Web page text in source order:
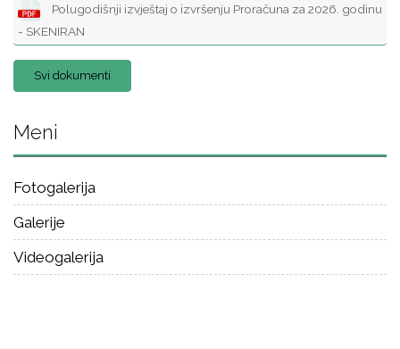
Polugodišnji izvještaj o izvršenju Proračuna za 2026. godinu
- SKENIRAN
Svi dokumenti
Meni
Fotogalerija
Galerije
Videogalerija